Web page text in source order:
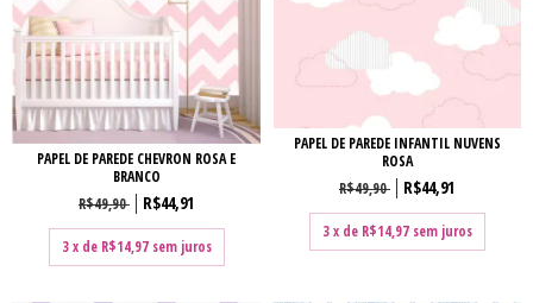
PAPEL DE PAREDE CHEVRON ROSA E
BRANCO
R$49,90
R$44,91
3 x de R$14,97 sem juros
PAPEL DE PAREDE INFANTIL NUVENS
ROSA
R$49,90
R$44,91
3 x de R$14,97 sem juros